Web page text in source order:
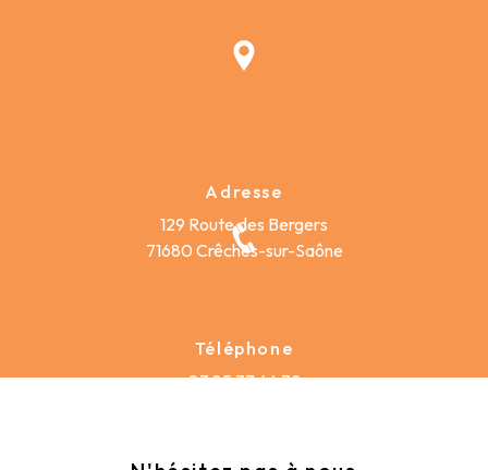
Adresse
129 Route des Bergers
71680 Crêches-sur-Saône
Téléphone
03 85 37 46 72